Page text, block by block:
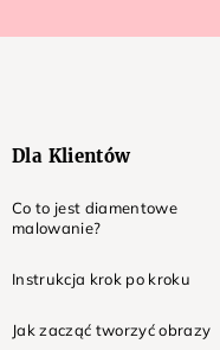
Dla Klientów
Co to jest diamentowe
malowanie?
Instrukcja krok po kroku
Jak zacząć tworzyć obrazy